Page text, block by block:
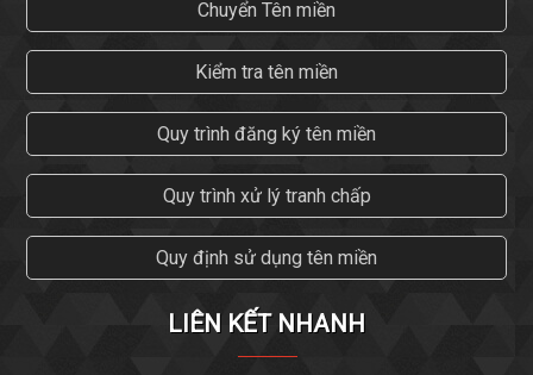
Chuyển Tên miền
Kiểm tra tên miền
Quy trình đăng ký tên miền
Quy trình xử lý tranh chấp
Quy định sử dụng tên miền
LIÊN KẾT NHANH